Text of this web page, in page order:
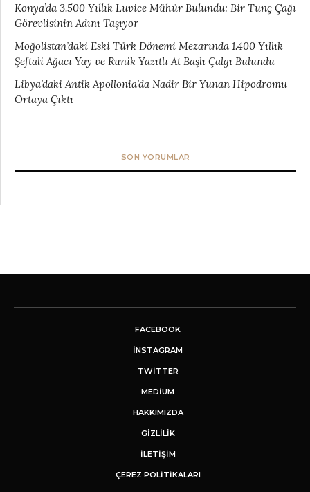
Konya’da 3.500 Yıllık Luvice Mühür Bulundu: Bir Tunç Çağı
Görevlisinin Adını Taşıyor
Moğolistan’daki Eski Türk Dönemi Mezarında 1.400 Yıllık
Şeftali Ağacı Yay ve Runik Yazıtlı At Başlı Çalgı Bulundu
Libya’daki Antik Apollonia’da Nadir Bir Yunan Hipodromu
Ortaya Çıktı
SON YORUMLAR
FACEBOOK
INSTAGRAM
TWITTER
MEDIUM
HAKKIMIZDA
GİZLİLİK
İLETIŞIM
ÇEREZ POLITIKALARI